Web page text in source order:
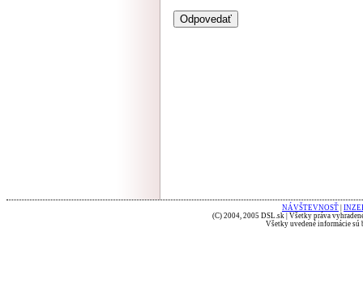
NÁVŠTEVNOSŤ
(C) 2004, 2005 DSL.sk | Všetky práva
Všetky uvedené informácie sú